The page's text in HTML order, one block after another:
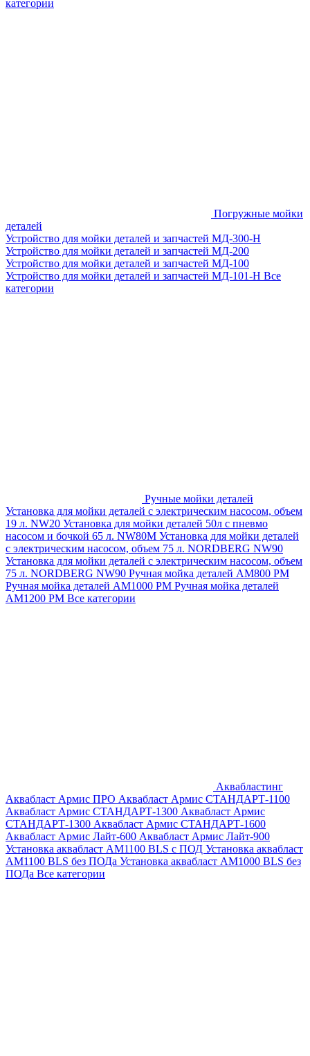
категории
Погружные мойки
деталей
Устройство для мойки деталей и запчастей МД-300-H
Устройство для мойки деталей и запчастей МД-200
Устройство для мойки деталей и запчастей МД-100
Устройство для мойки деталей и запчастей МД-101-Н Все
категории
Ручные мойки деталей
Установка для мойки деталей с электрическим насосом, объем
19 л. NW20 Установка для мойки деталей 50л с пневмо
насосом и бочкой 65 л. NW80M Установка для мойки деталей
с электрическим насосом, объем 75 л. NORDBERG NW90
Установка для мойки деталей с электрическим насосом, объем
75 л. NORDBERG NW90 Ручная мойка деталей АМ800 РМ
Ручная мойка деталей АМ1000 РМ Ручная мойка деталей
АМ1200 РМ Все категории
Аквабластинг
Аквабласт Армис ПРО Аквабласт Армис СТАНДАРТ-1100
Аквабласт Армис СТАНДАРТ-1300 Аквабласт Армис
СТАНДАРТ-1300 Аквабласт Армис СТАНДАРТ-1600
Аквабласт Армис Лайт-600 Аквабласт Армис Лайт-900
Установка аквабласт AM1100 BLS с ПОД Установка аквабласт
AM1100 BLS без ПОДа Установка аквабласт AM1000 BLS без
ПОДа Все категории